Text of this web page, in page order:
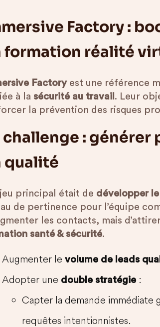
Factory :
formation réalité
Factoryest une référence
à la sécurité au travail . Leur
la prévention des risques
challenge : générer
qualité
principal était de développer
de pertinence pour l’équipe
les contacts, mais
santé & sécurité.
Augmenter le volume de leads
Adopter une double stratégie :
Capter la demande immédiate
requêtes intentionnistes.